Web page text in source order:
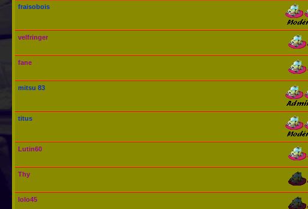
fraisobois
velfringer
fane
mitsu 83
titus
Lutin60
Thy
lolo45